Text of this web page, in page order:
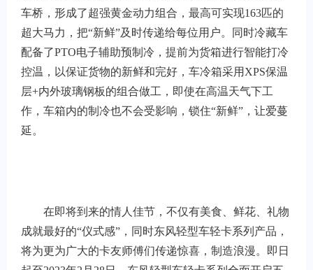
车桥，形成了超强黄金动力组合，最高可实现163匹的
超大马力，把“新鲜”及时传递给每位用户。同时冷藏车
配备了PTO电子辅助预制冷，提前为货箱进行智能打冷
控温，以保证货物的新鲜和完好，车冷箱采用XPS保温
层+内外玻璃钢板的组合做工，即使在高温天气下工
作，车箱内的制冷也不会受影响，锁住“新鲜”，让爱蔓
延。
在即将到来的情人佳节，不仅有美食、鲜花、礼物
成就最好的“仪式感”，同时东风轻型车轻卡系列产品，
将为更为广大的卡友师傅们传递惊喜，制造浪漫。即日